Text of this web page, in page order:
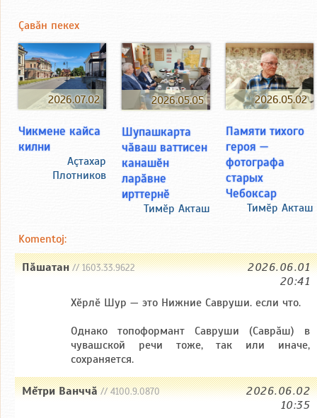
Çавăн пекех
2026.07.02
Чикмене кайса
килни
Аçтахар
Плотников
2026.05.05
Шупашкарта
чӑваш ваттисен
канашӗн
ларӑвне
ирттернӗ
Тимӗр Акташ
2026.05.02
Памяти тихого
героя —
фотографа
старых
Чебоксар
Тимӗр Акташ
Komentoj:
Пăшатан// 1603.33.9622
2026.06.01
20:41
Хӗрлӗ Шур — это Нижние Савруши. если что.
Однако топоформант Савруши (Саврăш) в
чувашской речи тоже, так или иначе,
сохраняется.
Мĕтри Ванччă// 4100.9.0870
2026.06.02
10:35